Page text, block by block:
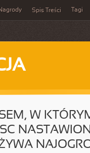
Spis Treści Tagi
W